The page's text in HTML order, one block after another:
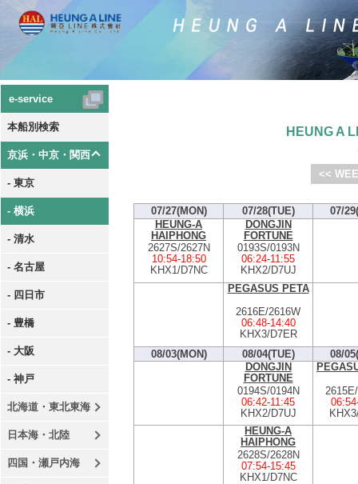
e-service
本船別検索
京浜・中京・関西
- 東京
- 横浜
- 清水
- 名古屋
- 四日市
- 豊橋
- 大阪
- 神戸
北海道・東北東海
日本海・北陸
四国・瀬戸内海
HEUNG A
<<
07/27(MON) 07/28(TUE)
07/
HEUNG-A
HAIPHONG
2627S/2627N
10:54-18:50
KHX1/D7NC
DONGJIN
FORTUNE
0193S/0193N
06:24-11:55
KHX2/D7UJ
PEGASUS PETA
2616E/2616W
06:48-14:40
KHX3/D7ER
08/03(MON)
08/04(TUE)
08/
DONGJIN
FORTUNE
0194S/0194N
06:42-11:45
KHX2/D7UJ
06:54
HEUNG-A
HAIPHONG
2628S/2628N
07:54-15:45
KHX1/D7NC